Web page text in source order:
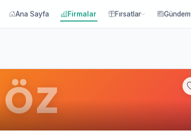
Ana Sayfa Firmalar Fırsatlar Gündem
ÖZ